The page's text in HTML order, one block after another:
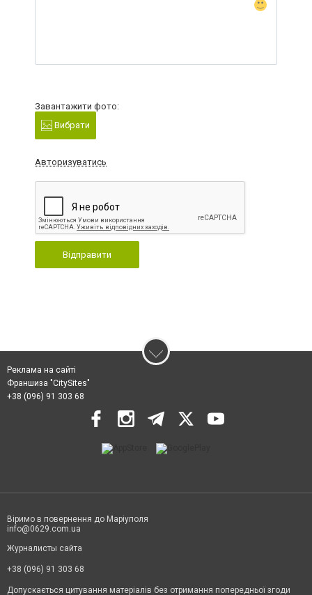
Завантажити фото:
Вибрати
Авторизуватись
Відправити
Реклама на сайті
Франшиза "CitySites"
+38 (096) 91 303 68
Віримо в повернення до Маріуполя
info@0629.com.ua
Журналисты сайта
+38 (096) 91 303 68
Допускається цитування матеріалів без отримання попередньої згоди